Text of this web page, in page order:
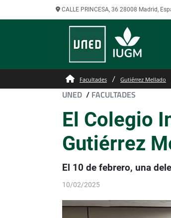
CALLE PRINCESA, 36 28008 Madrid,
Facultades Gutiérrez Mellado
UNED / FACULTADES
El Colegio
Gutiérrez
El 10 de febrero, una
10/02/2025